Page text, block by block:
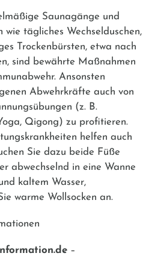
Saunagänge und
wie tägliches Wechselduschen,
Trockenbürsten, etwa nach
sind bewährte Maßnahmen
Ansonsten
Abwehrkräfte auch von
(z. B.
Qigong) zu profitieren.
helfen auch
Sie dazu beide Füße
abwechselnd in eine Wanne
kaltem Wasser,
warme Wollsocken an.
–